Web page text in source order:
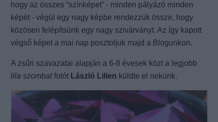
hogy az összes “színképet” - minden pályázó minden
képét - végül egy nagy képbe rendezzük össze, hogy
közösen felépítsünk egy nagy szivárványt. Az így kapott
végső képet a mai nap posztoljuk majd a Blogunkon.
A zsűri szavazatai alapján a 6-8 évesek közt a legjobb
lila szombatfotót László Lilien küldte el nekünk.